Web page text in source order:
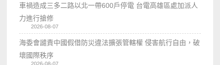
車禍造成三多二路以北一帶600戶停電 台電高雄區處加派人
力進行搶修
2026-08-07
海委會譴責中國假借防災違法擴張管轄權 侵害航行自由，破
壞國際秩序
2026-08-07